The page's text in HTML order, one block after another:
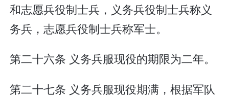
和志愿兵役制士兵，义务兵役制士兵称义
务兵，志愿兵役制士兵称军士。
第二十六条 义务兵服现役的期限为二年。
第二十七条 义务兵服现役期满，根据军队